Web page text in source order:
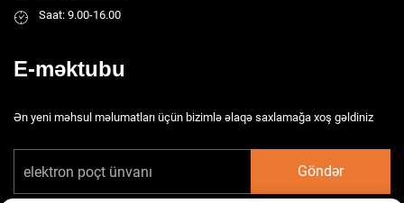
Saat: 9.00-16.00
E-məktubu
Ən yeni məhsul məlumatları üçün bizimlə əlaqə saxlamağa xoş gəldiniz
Göndər